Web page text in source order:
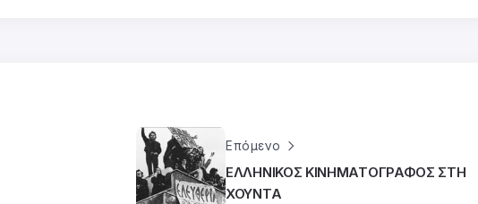
Επόμενο
ΕΛΛΗΝΙΚΟΣ ΚΙΝΗΜΑΤΟΓΡΑΦΟΣ ΣΤΗ
ΧΟΥΝΤΑ